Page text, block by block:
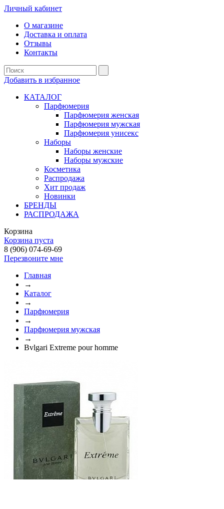
Личный кабинет
О магазине
Доставка и оплата
Отзывы
Контакты
Добавить в избранное
КАТАЛОГ
Парфюмерия
Парфюмерия женская
Парфюмерия мужская
Парфюмерия унисекс
Наборы
Наборы женские
Наборы мужские
Косметика
Распродажа
Хит продаж
Новинки
БРЕНДЫ
РАСПРОДАЖА
Корзина
Корзина пуста
8 (906) 074-69-69
Перезвоните мне
Главная
→
Каталог
→
Парфюмерия
→
Парфюмерия мужская
→
Bvlgari Extreme pour homme